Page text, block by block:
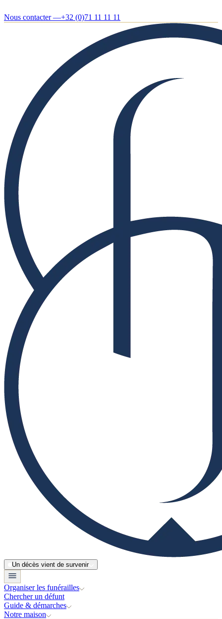
Nous contacter —+32 (0)71 11 11 11
Un décès vient de survenir
Organiser les funérailles
Chercher un défunt
Guide & démarches
Notre maison